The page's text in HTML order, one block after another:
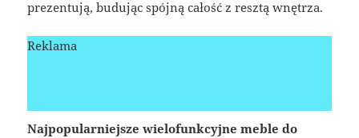
prezentują, budując spójną całość z resztą wnętrza.
Reklama
Najpopularniejsze wielofunkcyjne meble do